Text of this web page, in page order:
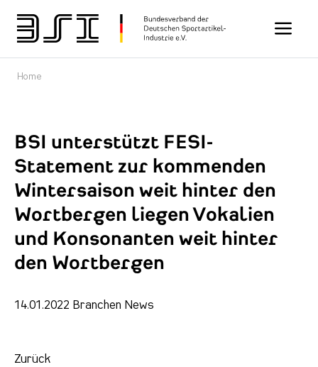
Toggle
Home
BSI unterstützt FESI-
Statement zur kommenden
Wintersaison weit hinter den
Wortbergen liegen Vokalien
und Konsonanten weit hinter
den Wortbergen
14.01.2022 Branchen News
Zurück